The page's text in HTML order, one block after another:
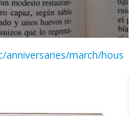
march/hous